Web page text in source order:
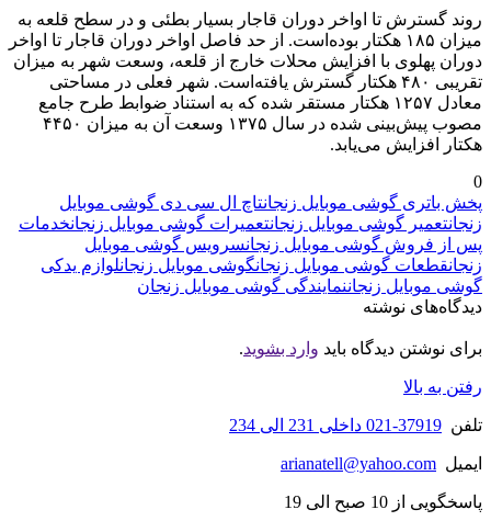
روند گسترش تا اواخر دوران قاجار بسیار بطئی و در سطح قلعه به
میزان ۱۸۵ هکتار بوده‌است. از حد فاصل اواخر دوران قاجار تا اواخر
دوران پهلوی با افزایش محلات خارج از قلعه، وسعت شهر به میزان
تقریبی ۴۸۰ هکتار گسترش یافته‌است. شهر فعلی در مساحتی
معادل ۱۲۵۷ هکتار مستقر شده که به استناد ضوابط طرح جامع
مصوب پیش‌بینی شده در سال ۱۳۷۵ وسعت آن به میزان ۴۴۵۰
هکتار افزایش می‌یابد.
0
پخش باتری گوشی موبایل زنجانتاچ ال سی دی گوشی موبایل
زنجانتعمیر گوشی موبایل زنجانتعمیرات گوشی موبایل زنجانخدمات
پس از فروش گوشی موبایل زنجانسرویس گوشی موبایل
زنجانقطعات گوشی موبایل زنجانگوشی موبایل زنجانلوازم یدکی
گوشی موبایل زنجاننمایندگی گوشی موبایل زنجان
دیدگاه‌های نوشته
برای نوشتن دیدگاه باید وارد بشوید.
رفتن به بالا
تلفن 37919-021 داخلی 231 الی 234
ایمیل arianatell@yahoo.com
پاسخگویی از 10 صبح الی 19